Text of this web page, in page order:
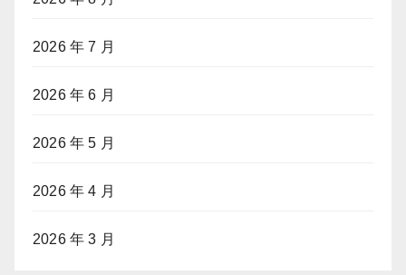
2026 年 7 月
2026 年 6 月
2026 年 5 月
2026 年 4 月
2026 年 3 月